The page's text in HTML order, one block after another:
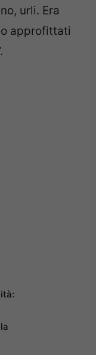
urli. Era
approfittati